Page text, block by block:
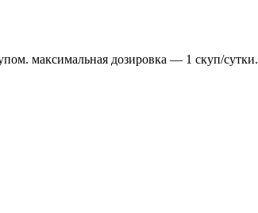
максимальная дозировка — 1 скуп/сутки.